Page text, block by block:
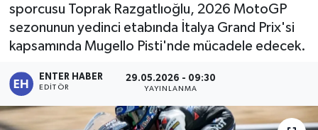
sporcusu Toprak Razgatlıoğlu, 2026 MotoGP
sezonunun yedinci etabında İtalya Grand Prix'si
kapsamında Mugello Pisti'nde mücadele edecek.
ENTER HABER
EDITÖR
29.05.2026 - 09:30
YAYINLANMA